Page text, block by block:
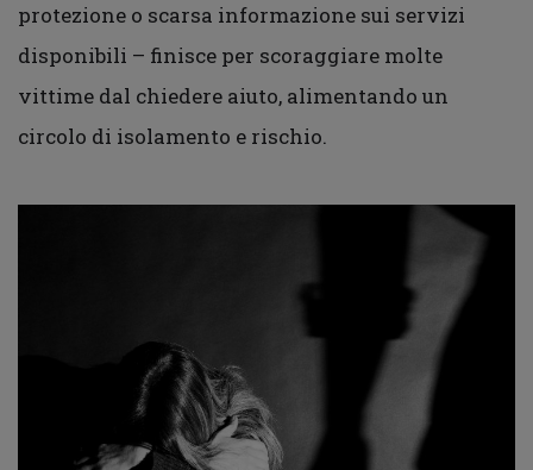
protezione o scarsa informazione sui servizi
disponibili – finisce per scoraggiare molte
vittime dal chiedere aiuto, alimentando un
circolo di isolamento e rischio.